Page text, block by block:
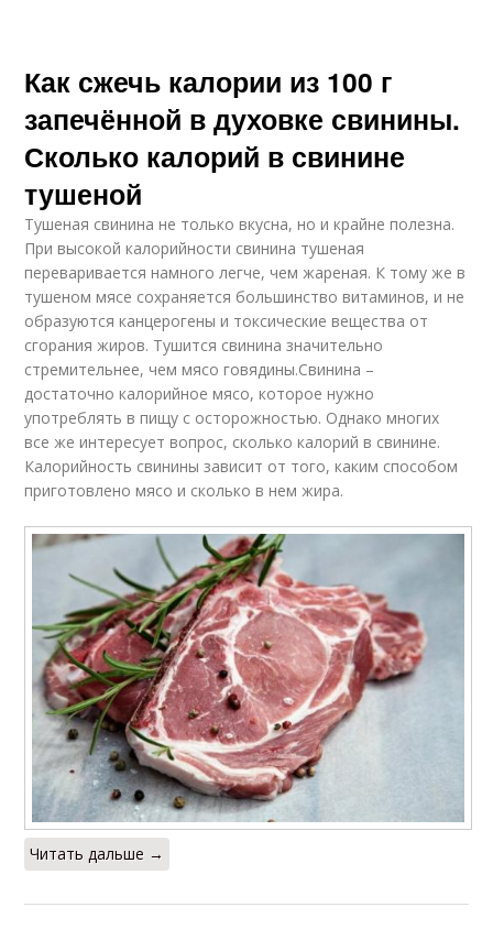
Как сжечь калории из 100 г
запечённой в духовке свинины.
Сколько калорий в свинине
тушеной
Тушеная свинина не только вкусна, но и крайне полезна.
При высокой калорийности свинина тушеная
переваривается намного легче, чем жареная. К тому же в
тушеном мясе сохраняется большинство витаминов, и не
образуются канцерогены и токсические вещества от
сгорания жиров. Тушится свинина значительно
стремительнее, чем мясо говядины.Свинина –
достаточно калорийное мясо, которое нужно
употреблять в пищу с осторожностью. Однако многих
все же интересует вопрос, сколько калорий в свинине.
Калорийность свинины зависит от того, каким способом
приготовлено мясо и сколько в нем жира.
Читать дальше →